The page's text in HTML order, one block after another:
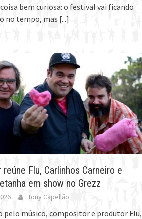
bem curiosa: o festival vai ficando
no tempo, mas [...]
reúne Flu, Carlinhos Carneiro e
em show no Grezz
Tony Capellão
pelo músico, compositor e produtor Flu,